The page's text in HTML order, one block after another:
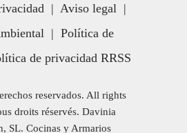
| Aviso legal |
| Política de
de privacidad RRSS
reservados. All rights
droits réservés. Davinia
SL. Cocinas y Armarios